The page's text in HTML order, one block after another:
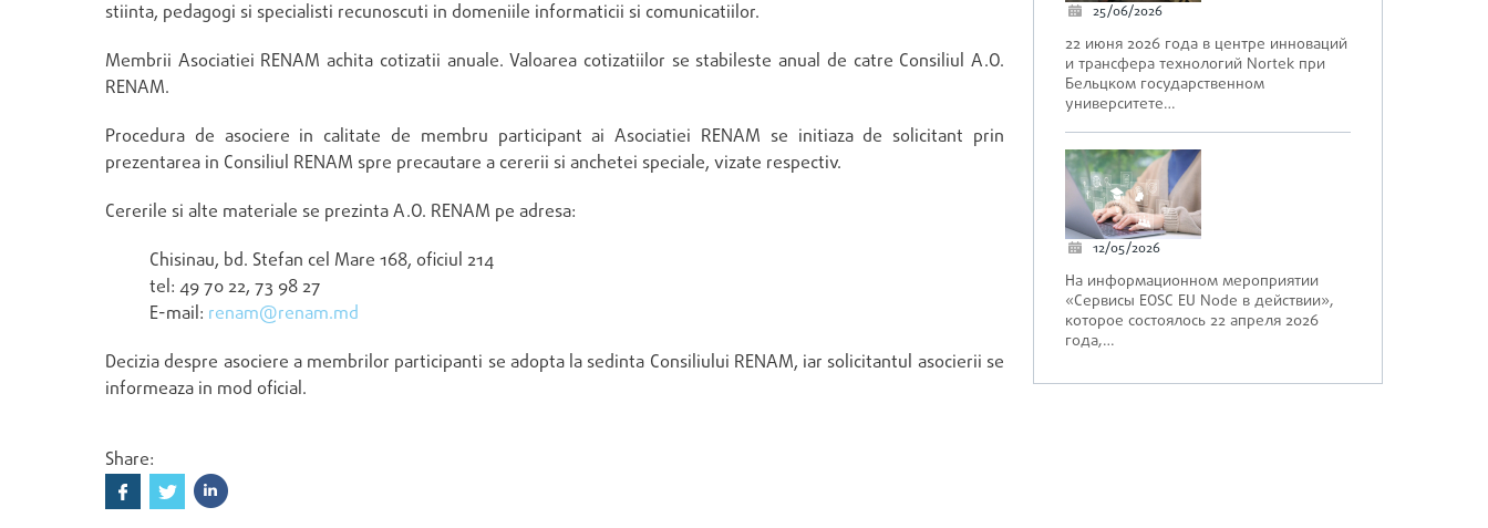
25/06/2026
22 июня 2026 года в центре инноваций
и трансфера технологий Nortek при
Бельцком государственном
университете…
12/05/2026
На информационном мероприятии
«Сервисы EOSC EU Node в действии»,
которое состоялось 22 апреля 2026
года,…
stiinta, pedagogi si specialisti recunoscuti in domeniile informaticii si comunicatiilor.
Membrii Asociatiei RENAM achita cotizatii anuale. Valoarea cotizatiilor se stabileste anual de catre Consiliul A.O.
RENAM.
Procedura de asociere in calitate de membru participant ai Asociatiei RENAM se initiaza de solicitant prin
prezentarea in Consiliul RENAM spre precautare a cererii si anchetei speciale, vizate respectiv.
Cererile si alte materiale se prezinta A.O. RENAM pe adresa:
Chisinau, bd. Stefan cel Mare 168, oficiul 214
tel: 49 70 22, 73 98 27
E-mail: renam@renam.md
Decizia despre asociere a membrilor participanti se adopta la sedinta Consiliului RENAM, iar solicitantul asocierii se
informeaza in mod oficial.
Share: